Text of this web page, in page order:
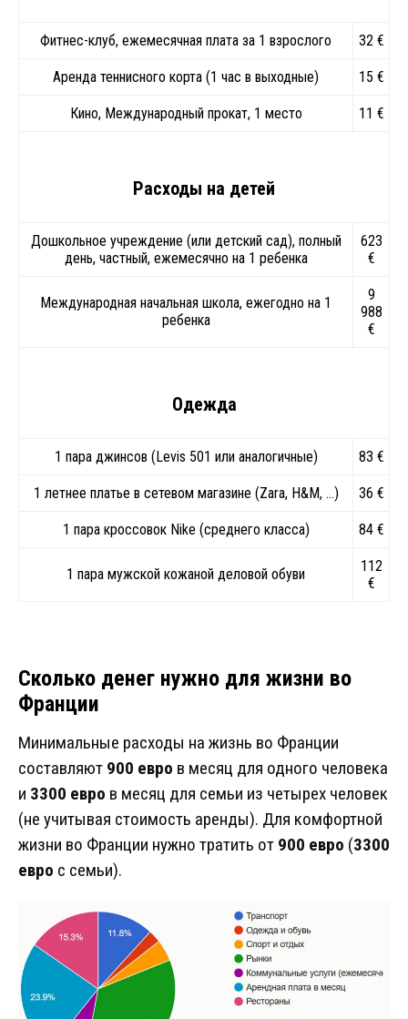
Фитнес-клуб, ежемесячная плата за 1 взрослого 32 €
Аренда теннисного корта (1 час в выходные) 15 €
Кино, Международный прокат, 1 место 11 €
Расходы на детей
Дошкольное учреждение (или детский сад), полный
день, частный, ежемесячно на 1 ребенка
623
€
Международная начальная школа, ежегодно на 1
ребенка
9
988
€
Одежда
1 пара джинсов (Levis 501 или аналогичные) 83 €
1 летнее платье в сетевом магазине (Zara, H&M, …) 36 €
1 пара кроссовок Nike (среднего класса) 84 €
1 пара мужской кожаной деловой обуви
112
€
Сколько денег нужно для жизни во
Франции
Минимальные расходы на жизнь во Франции
составляют 900 евро в месяц для одного человека
и 3300 евро в месяц для семьи из четырех человек
(не учитывая стоимость аренды). Для комфортной
жизни во Франции нужно тратить от 900 евро (3300
евро с семьи).